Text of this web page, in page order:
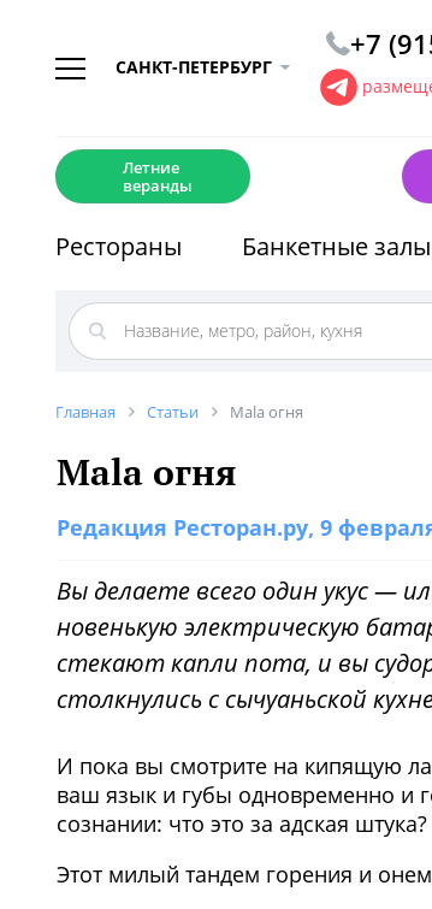
САНКТ-ПЕТЕРБУРГ
+7
Летние
веранды
Рестораны Банкетные залы
Главная Статьи Mala огня
Mala огня
Редакция Ресторан.ру, 9
Вы делаете всего один укус —
новенькую электрическую
стекают капли пота, и вы
столкнулись с сычуаньской
И пока вы смотрите на кипящую
ваш язык и губы одновременно и
сознании: что это за адская штука?
Этот милый тандем горения и